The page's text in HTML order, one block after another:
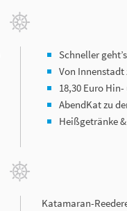
Schneller
Von
18,30 Euro
AbendKat zu
Heißgetränke
Katamaran-